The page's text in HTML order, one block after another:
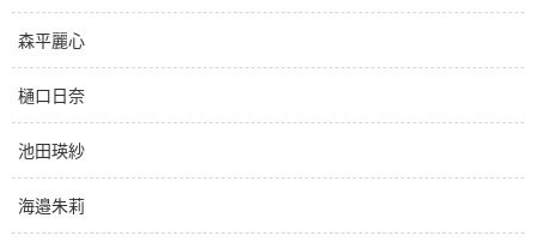
森平麗心
樋口日奈
池田瑛紗
海邉朱莉